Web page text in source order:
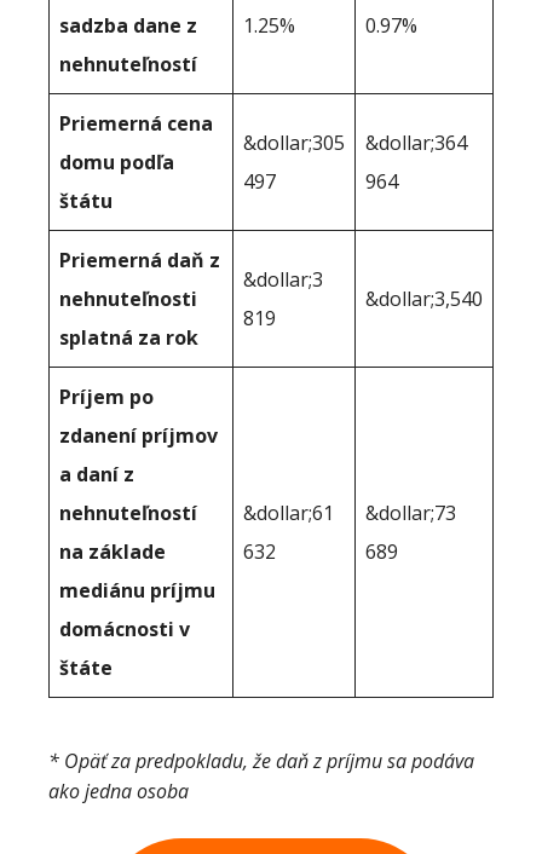
sadzba dane z
nehnuteľností
1.25% 0.97%
Priemerná cena
domu podľa
štátu
&dollar;305
497
&dollar;364
964
Priemerná daň z
nehnuteľnosti
splatná za rok
&dollar;3
819
&dollar;3,540
Príjem po
zdanení príjmov
a daní z
nehnuteľností
na základe
mediánu príjmu
domácnosti v
štáte
&dollar;61
632
&dollar;73
689
* Opäť za predpokladu, že daň z príjmu sa podáva
ako jedna osoba